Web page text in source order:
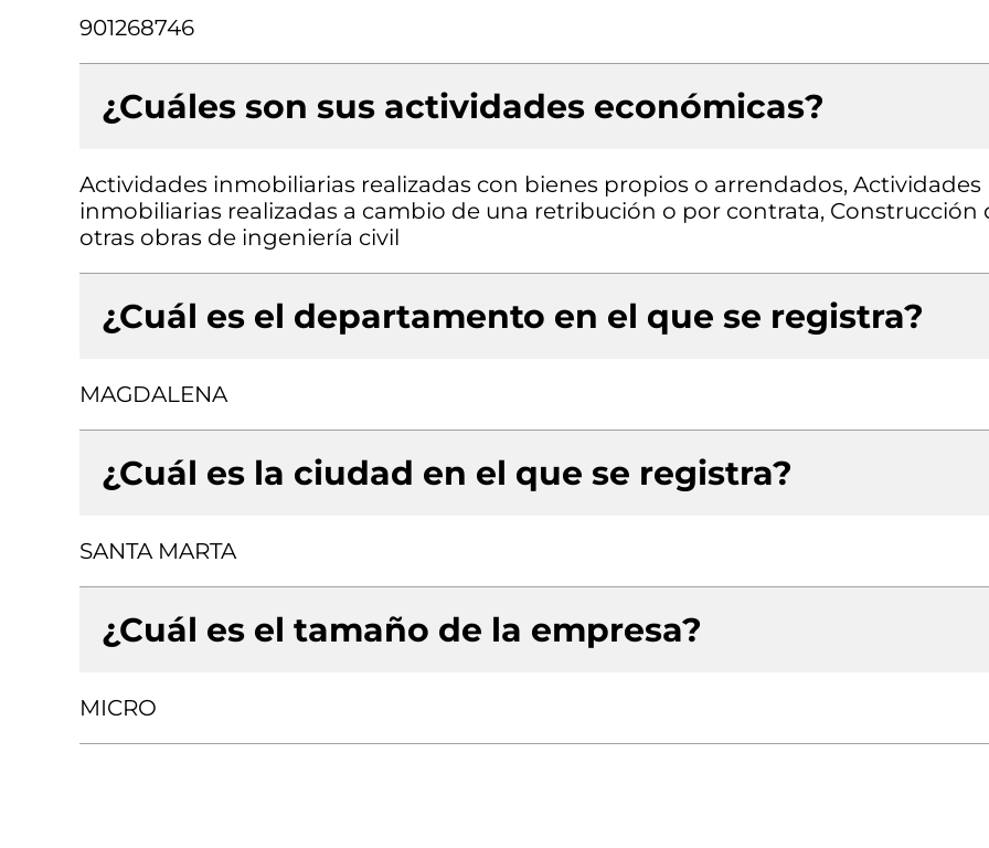
901268746
¿Cuáles son sus actividades económicas?
Actividades inmobiliarias realizadas con bienes propios o arrendados, Actividades
inmobiliarias realizadas a cambio de una retribución o por contrata, Construcción
otras obras de ingeniería civil
¿Cuál es el departamento en el que se registra?
MAGDALENA
¿Cuál es la ciudad en el que se registra?
SANTA MARTA
¿Cuál es el tamaño de la empresa?
MICRO